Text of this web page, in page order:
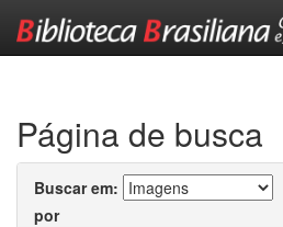
Página de busca
Buscar em:
por